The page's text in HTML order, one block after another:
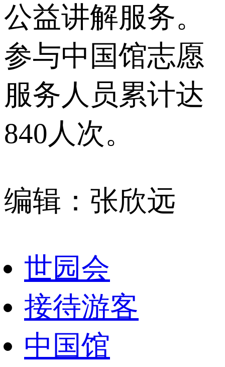
公益讲解服务。
参与中国馆志愿
服务人员累计达
840人次。
编辑：张欣远
世园会
接待游客
中国馆